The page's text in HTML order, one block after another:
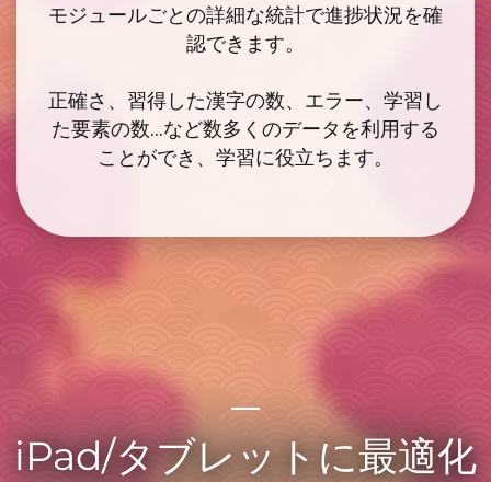
モジュールごとの詳細な統計で進捗状況を確
認できます。
正確さ、習得した漢字の数、エラー、学習し
た要素の数...など数多くのデータを利用する
ことができ、学習に役立ちます。
iPad/タブレットに最適化